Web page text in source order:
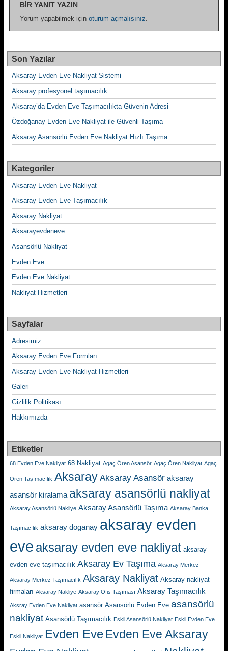
BIR YANIT YAZIN
Yorum yapabilmek için oturum açmalısınız
Son Yazılar
Aksaray Evden Eve Nakliyat Sistemi
Aksaray profesyonel taşımacılık
Aksaray’da Evden Eve Taşımacılıkta Güvenin Adresi
Özdoğanay Evden Eve Nakliyat ile Güvenli Taşıma
Aksaray Asansörlü Evden Eve Nakliyat Hızlı Taşıma
Kategoriler
Aksaray Evden Eve Nakliyat
Aksaray Evden Eve Taşımacılık
Aksaray Nakliyat
Aksarayevdeneve
Asansörlü Nakliyat
Evden Eve
Evden Eve Nakliyat
Nakliyat Hizmetleri
Sayfalar
Adresimiz
Aksaray Evden Eve Formları
Aksaray Evden Eve Nakliyat Hizmetleri
Galeri
Gizlilik Politikası
Hakkımızda
Etiketler
68 Evden Eve Nakliyat 68 Nakliyat Agaç Ören Asansör Agaç Ören Nakliyat Agaç
Ören Taşımacılık Aksaray Aksaray Asansör aksaray
asansör kiralama aksaray asansörlü nakliyat
Aksaray Asansörlü Nakliye Aksaray Asansörlü Taşıma Aksaray Banka
Taşımacılık aksaray doganay aksaray evden
eve aksaray evden eve nakliyat aksaray
evden eve taşımacılık Aksaray Ev Taşıma Aksaray Merkez
Aksaray Merkez Taşımacılık Aksaray Nakliyat Aksaray nakliyat
firmaları Aksaray Nakliye Aksaray Ofis Taşıması Aksaray Taşımacılık
Aksray Evden Eve Nakliyat asansör Asansörlü Evden Eve asansörlü
nakliyat Asansörlü Taşımacılık Eskil Asansörlü Nakliyat Eskil Evden Eve
Eskil Nakliyat Evden EveEvden Eve Aksaray